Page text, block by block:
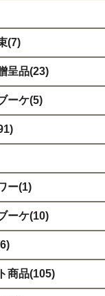
(7)
呈品(23)
ーケ(5)
ー(1)
ーケ(10)
商品(105)